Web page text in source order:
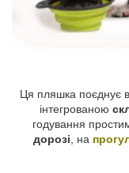
Ця пляшка поєднує
інтегрованою
годування
дорозі, на